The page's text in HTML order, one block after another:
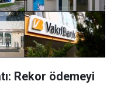
Rekor ödemeyi